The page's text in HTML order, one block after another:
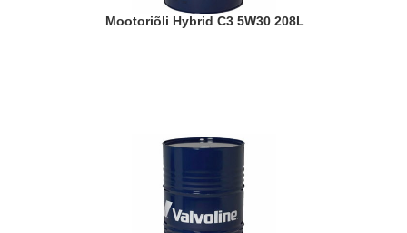
Mootoriõli Hybrid C3 5W30 208L